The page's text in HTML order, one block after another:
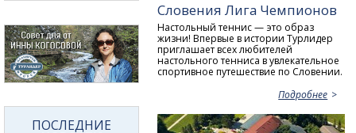
Словения Лига Чемпионов
Настольный теннис — это образ
жизни! Впервые в истории Турлидер
приглашает всех любителей
настольного тенниса в увлекательное
спортивное путешествие по Словении.
Подробнее
ПОСЛЕДНИЕ